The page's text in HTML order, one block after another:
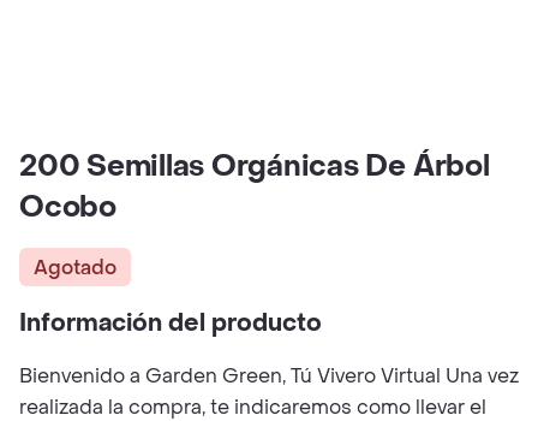
200 Semillas Orgánicas De Árbol
Ocobo
Agotado
Información del producto
Bienvenido a Garden Green, Tú Vivero Virtual Una vez
realizada la compra, te indicaremos como llevar el